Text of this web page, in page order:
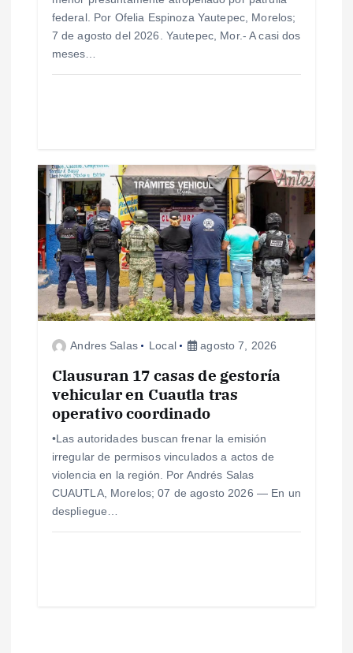
a
s
federal. Por Ofelia Espinoza Yautepec, Morelos;
7 de agosto del 2026. Yautepec, Mor.- A casi dos
meses…
Andres Salas Local agosto 7, 2026
Clausuran 17 casas de gestoría
vehicular en Cuautla tras
operativo coordinado
•Las autoridades buscan frenar la emisión
irregular de permisos vinculados a actos de
violencia en la región. Por Andrés Salas
CUAUTLA, Morelos; 07 de agosto 2026 — En un
despliegue…